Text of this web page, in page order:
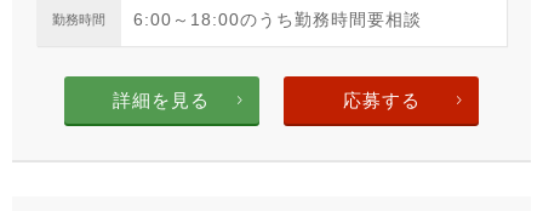
勤務時間 6:00～18:00のうち勤務時間要相談
詳細を見る 応募する